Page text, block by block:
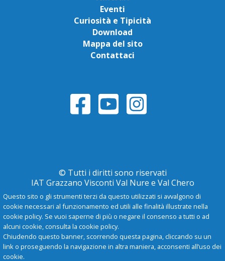
Eventi
Curiosità e Tipicità
Download
Mappa del sito
Contattaci
© Tutti i diritti sono riservati
IAT Grazzano Visconti Val Nure e Val Chero
Privacy Policy
Questo sito o gli strumenti terzi da questo utilizzati si avvalgono di
cookie necessari al funzionamento ed utili alle finalità illustrate nella
cookie policy. Se vuoi saperne di più o negare il consenso a tutti o ad
alcuni cookie, consulta la cookie policy.
Chiudendo questo banner, scorrendo questa pagina, cliccando su un
link o proseguendo la navigazione in altra maniera, acconsenti all’uso dei
cookie.
- A +